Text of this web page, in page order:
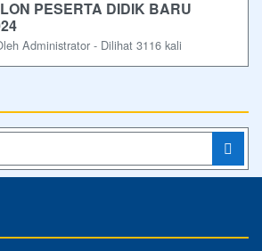
PESERTA DIDIK BARU
Administrator - Dilihat 3116 kali